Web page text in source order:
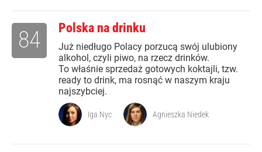
Polska na drinku
Już niedługo Polacy porzucą swój ulubiony
alkohol, czyli piwo, na rzecz drinków.
To właśnie sprzedaż gotowych koktajli, tzw.
ready to drink, ma rosnąć w naszym kraju
najszybciej.
84
Iga Nyc Agnieszka Niedek